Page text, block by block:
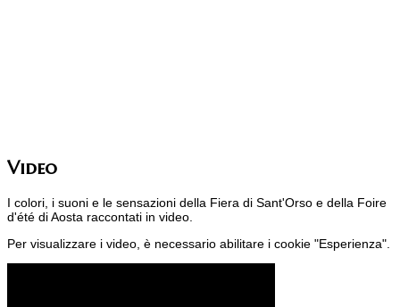
Video
I colori, i suoni e le sensazioni della Fiera di Sant'Orso e della Foire
d'été di Aosta raccontati in video.
Per visualizzare i video, è necessario abilitare i cookie "Esperienza".